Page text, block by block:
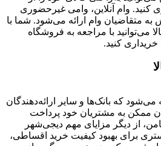
وام آنلاین، وامی غیرحضوری
متقاضیان وام ارائه می‌شود. شما با
می‌توانید با مراجعه به فروشگاه
خریداری کنید.
می‌شود که بانک‌ها و سایر ارائه‌دهندگان
ممکن به مشتریان خود پرداخت
از دیگر مزایای مهم دیجی‌شهر
برای بهبود کیفیت خرید اقساطی،